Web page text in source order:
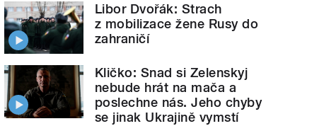
Libor Dvořák: Strach
z mobilizace žene Rusy do
zahraničí
Kličko: Snad si Zelenskyj
nebude hrát na mača a
poslechne nás. Jeho chyby
se jinak Ukrajině vymstí